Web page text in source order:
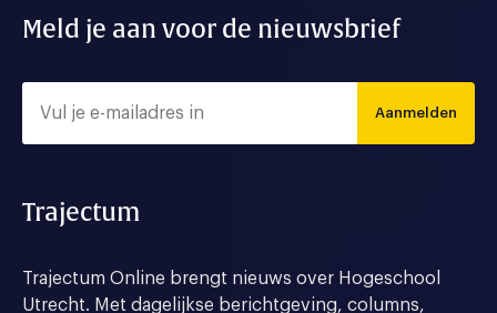
Meld je aan voor de nieuwsbrief
Aanmelden
Trajectum
Trajectum Online brengt nieuws over Hogeschool
Utrecht. Met dagelijkse berichtgeving, columns,